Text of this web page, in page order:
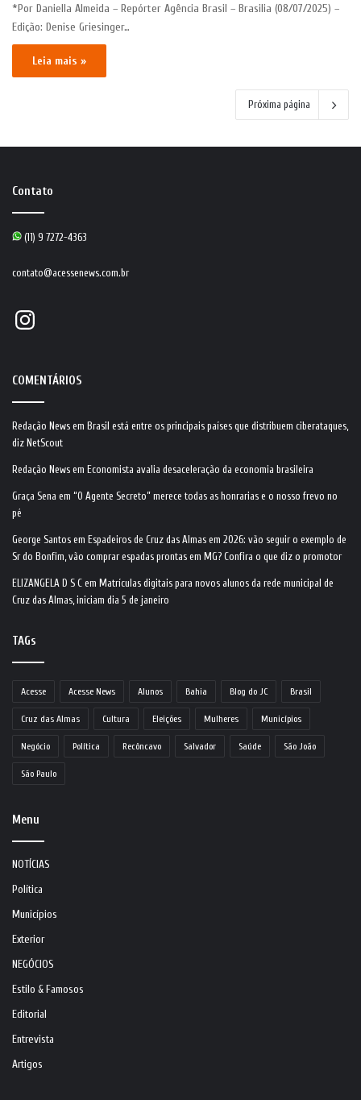
*Por Daniella Almeida – Repórter Agência Brasil – Brasilia (08/07/2025) –
Edição: Denise Griesinger…
Leia mais »
Próxima página
Contato
(11) 9 7272-4363
contato@acessenews.com.br
Instagram
COMENTÁRIOS
Redação News em Brasil está entre os principais países que distribuem ciberataques,
diz NetScout
Redação News em Economista avalia desaceleração da economia brasileira
Graça Sena em “O Agente Secreto” merece todas as honrarias e o nosso frevo no
pé
George Santos em Espadeiros de Cruz das Almas em 2026: vão seguir o exemplo de
Sr do Bonfim, vão comprar espadas prontas em MG? Confira o que diz o promotor
ELIZANGELA D S C em Matrículas digitais para novos alunos da rede municipal de
Cruz das Almas, iniciam dia 5 de janeiro
TAGs
Acesse Acesse News Alunos Bahia Blog do JC Brasil
Cruz das Almas Cultura Eleições Mulheres Municípios
Negócio Política Recôncavo Salvador Saúde São João
São Paulo
Menu
NOTÍCIAS
Política
Municípios
Exterior
NEGÓCIOS
Estilo & Famosos
Editorial
Entrevista
Artigos